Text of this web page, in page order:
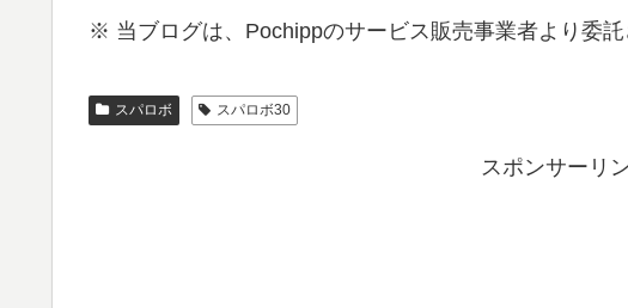
※ 当ブログは、Pochippのサービス販売事業者より委
スパロボ スパロボ30
スポンサーリ